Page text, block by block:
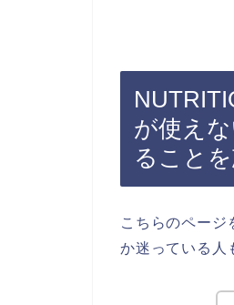
が使え
ること
こちらのペー
か迷っている人